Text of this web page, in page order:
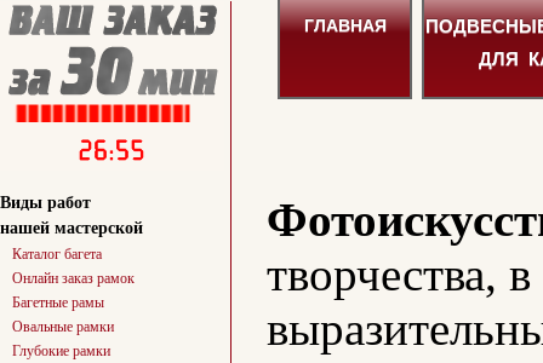
Виды работ
нашей мастерской
Каталог багета
Онлайн заказ рамок
Багетные рамы
Овальные рамки
Глубокие рамки
ГЛАВНАЯ
ДЛЯ
творчества,